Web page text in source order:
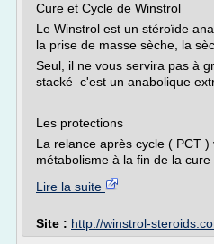
Cure et Cycle de Winstrol
Le Winstrol est un stéroïde
la prise de masse sèche, la
Seul, il ne vous servira pas à
stacké c'est un anabolique
Les protections
La relance après cycle ( PCT
métabolisme à la fin de la cure
Lire la suite
Site : http://winstrol-